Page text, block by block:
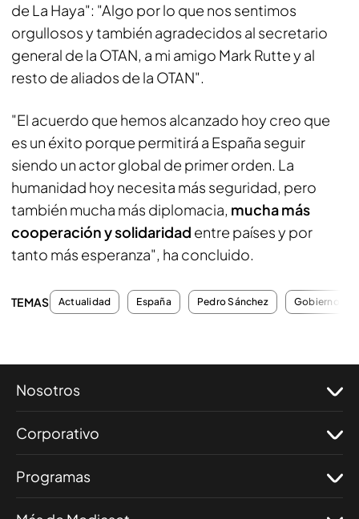
de La Haya": "Algo por lo que nos sentimos
orgullosos y también agradecidos al secretario
general de la OTAN, a mi amigo Mark Rutte y al
resto de aliados de la OTAN".
"El acuerdo que hemos alcanzado hoy creo que
es un éxito porque permitirá a España seguir
siendo un actor global de primer orden. La
humanidad hoy necesita más seguridad, pero
también mucha más diplomacia, mucha más
cooperación y solidaridad entre países y por
tanto más esperanza", ha concluido.
TEMAS Actualidad España Pedro Sánchez Gobierno de
Nosotros
Corporativo
Programas